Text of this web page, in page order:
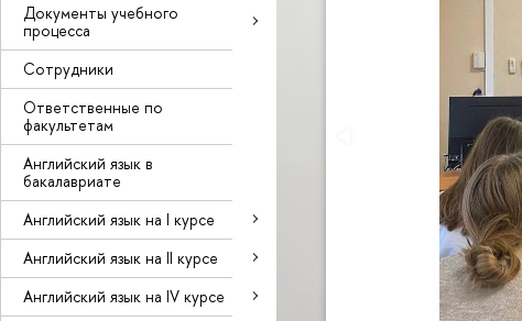
Документы учебного
процесса
Сотрудники
Ответственные по
факультетам
Английский язык в
бакалавриате
Английский язык на I курсе
Английский язык на II курсе
Английский язык на IV курсе